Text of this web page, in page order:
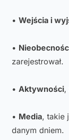
• Wejścia i
•
zarejestrował.
• Aktywności,
• Media, takie
danym dniem.